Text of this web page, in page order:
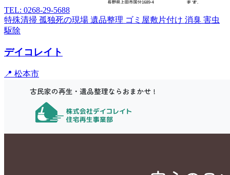
TEL: 0268-29-5688
特殊清掃 孤独死の現場 遺品整理 ゴミ屋敷片付け 消臭 害虫
駆除
デイコレイト
📍 松本市